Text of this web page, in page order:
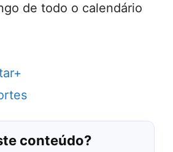
de todo o calendário
conteúdo?